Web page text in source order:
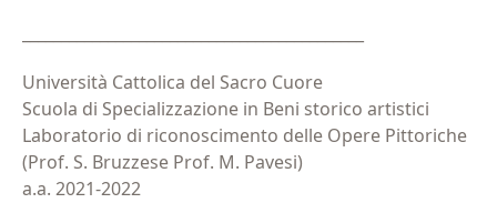
Università Cattolica del Sacro Cuore
Scuola di Specializzazione in Beni storico artistici
Laboratorio di riconoscimento delle Opere Pittoriche
(Prof. S. Bruzzese Prof. M. Pavesi)
a.a. 2021-2022